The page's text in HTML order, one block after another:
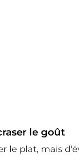
le goût
le plat, mais